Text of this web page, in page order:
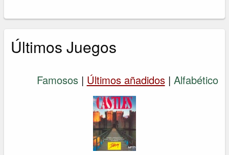
Últimos Juegos
Famosos| Últimos añadidos| Alfabético